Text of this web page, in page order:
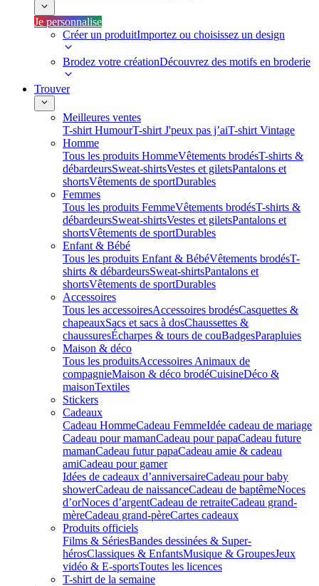
Je personnalise
Créer un produitImportez ou choisissez un design
Brodez votre créationDécouvrez des motifs en broderie
Trouver
Meilleures ventes
T-shirt HumourT-shirt J'peux pas j’aiT-shirt Vintage
Homme
Tous les produits HommeVêtements brodésT-shirts &
débardeursSweat-shirtsVestes et giletsPantalons et
shortsVêtements de sportDurables
Femmes
Tous les produits FemmeVêtements brodésT-shirts &
débardeursSweat-shirtsVestes et giletsPantalons et
shortsVêtements de sportDurables
Enfant & Bébé
Tous les produits Enfant & BébéVêtements brodésT-
shirts & débardeursSweat-shirtsPantalons et
shortsVêtements de sportDurables
Accessoires
Tous les accessoiresAccessoires brodésCasquettes &
chapeauxSacs et sacs à dosChaussettes &
chaussuresÉcharpes & tours de couBadgesParapluies
Maison & déco
Tous les produitsAccessoires Animaux de
compagnieMaison & déco brodéCuisineDéco &
maisonTextiles
Stickers
Cadeaux
Cadeau HommeCadeau FemmeIdée cadeau de mariage​
Cadeau pour mamanCadeau pour papaCadeau future
mamanCadeau futur papaCadeau amie & cadeau
amiCadeau pour gamer
Idées de cadeaux d’anniversaireCadeau pour baby
showerCadeau de naissanceCadeau de baptêmeNoces
d’orNoces d’argentCadeau de retraiteCadeau grand-
mèreCadeau grand-pèreCartes cadeaux
Produits officiels
Films & SériesBandes dessinées & Super-
hérosClassiques & EnfantsMusique & GroupesJeux
vidéo & E-sportsToutes les licences
T-shirt de la semaine